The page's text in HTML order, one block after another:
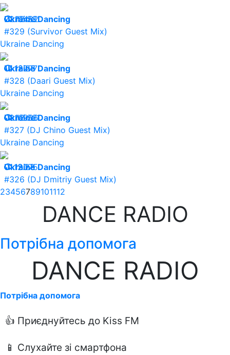
22.12.23
19482
Ukraine Dancing
#329 (Survivor Guest Mix)
Ukraine Dancing
15.12.23
18277
Ukraine Dancing
#328 (Daari Guest Mix)
Ukraine Dancing
08.12.23
16906
Ukraine Dancing
#327 (DJ Chino Guest Mix)
Ukraine Dancing
01.12.23
19075
Ukraine Dancing
#326 (DJ Dmitriy Guest Mix)
23456789101112
DANCE RADIO
Потрібна допомога
DANCE RADIO
Потрібна допомога
👍 Приєднуйтесь до Kiss FM
📱 Слухайте зі смартфона